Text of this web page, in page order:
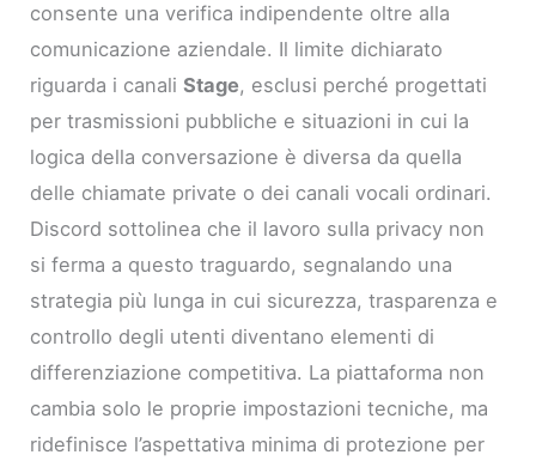
consente una verifica indipendente oltre alla
comunicazione aziendale. Il limite dichiarato
riguarda i canaliStage, esclusi perché progettati
per trasmissioni pubbliche e situazioni in cui la
logica della conversazione è diversa da quella
delle chiamate private o dei canali vocali ordinari.
Discord sottolinea che il lavoro sulla privacy non
si ferma a questo traguardo, segnalando una
strategia più lunga in cui sicurezza, trasparenza e
controllo degli utenti diventano elementi di
differenziazione competitiva. La piattaforma non
cambia solo le proprie impostazioni tecniche, ma
ridefinisce l’aspettativa minima di protezione per